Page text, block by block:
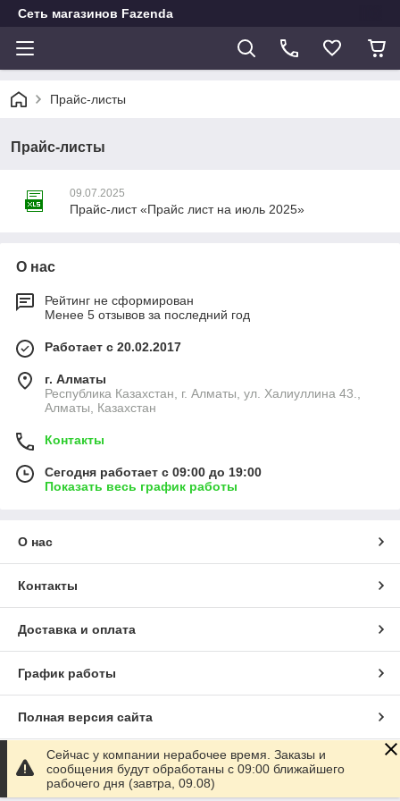
Сеть магазинов Fazenda
Прайс-листы
Прайс-листы
09.07.2025
Прайс-лист «Прайс лист на июль 2025»
О нас
Рейтинг не сформирован
Менее 5 отзывов за последний год
Работает с 20.02.2017
г. Алматы
Республика Казахстан, г. Алматы, ул. Халиуллина 43.,
Алматы, Казахстан
Контакты
Сегодня работает с 09:00 до 19:00
Показать весь график работы
О нас
Контакты
Доставка и оплата
График работы
Полная версия сайта
Сайт создан на маркетплейсеSatu.kz
Сейчас у компании нерабочее время. Заказы и
сообщения будут обработаны с 09:00 ближайшего
рабочего дня (завтра, 09.08)